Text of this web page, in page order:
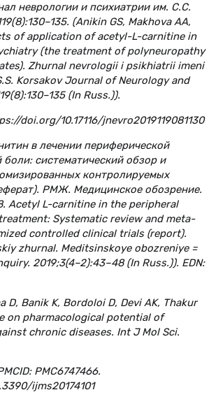
неврологии и психиатрии им. С.С.
(Anikin GS, Makhova AA,
of application of acetyl-L-carnitine in
(the treatment of polyneuropathy
Zhurnal nevrologii i psikhiatrii imeni
Korsakov Journal of Neurology and
(In Russ.)).
doi.org/10.17116/jnevro2019119081130
в лечении периферической
боли: систематический обзор и
контролируемых
РМЖ. Медицинское обозрение.
Acetyl L-carnitine in the peripheral
Systematic review and meta-
controlled clinical trials (report).
zhurnal. Meditsinskoye obozreniye =
2019;3(4–2):43–48 (In Russ.)). EDN:
D, Banik K, Bordoloi D, Devi AK, Thakur
on pharmacological potential of
chronic diseases. Int J Mol Sci.
PMC6747466.
ijms20174101